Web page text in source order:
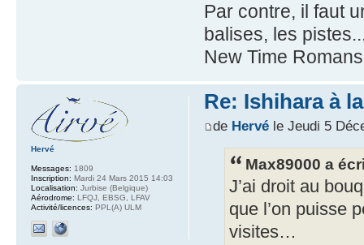
Par contre, il faut
balises, les
New Time
Re: Ishihara à
de Hervéle Jeudi 5
Max89000 a
J’ai droit au
que l’on puisse
visites…
Hervé
Messages: 1809
Inscription: Mardi 24 Mars 2015 14:03
Localisation: Jurbise (Belgique)
Aérodrome: LFQJ, EBSG, LFAV
Activité/licences: PPL(A) ULM